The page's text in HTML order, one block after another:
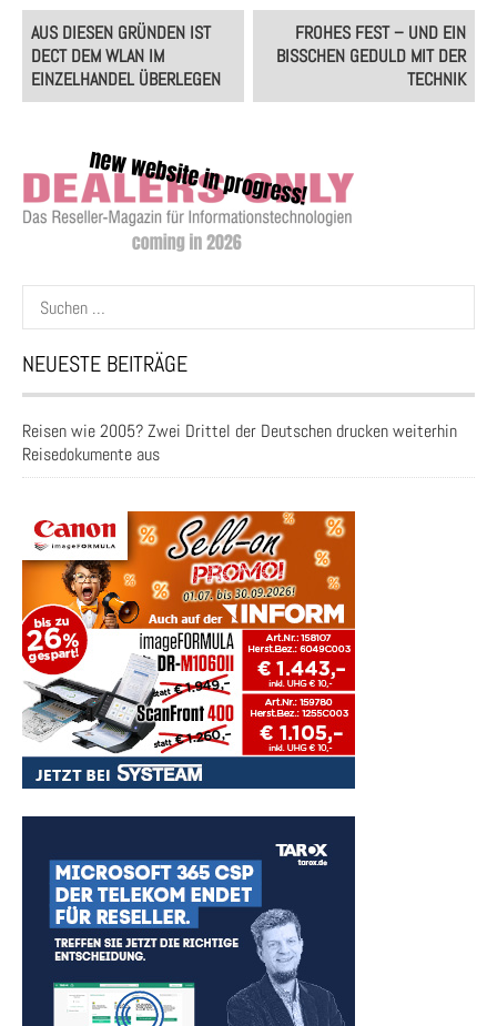
Post
navigation
AUS DIESEN GRÜNDEN IST
DECT DEM WLAN IM
EINZELHANDEL ÜBERLEGEN
FROHES FEST – UND EIN
BISSCHEN GEDULD MIT DER
TECHNIK
Suchen
nach:
NEUESTE BEITRÄGE
Reisen wie 2005? Zwei Drittel der Deutschen drucken weiterhin
Reisedokumente aus